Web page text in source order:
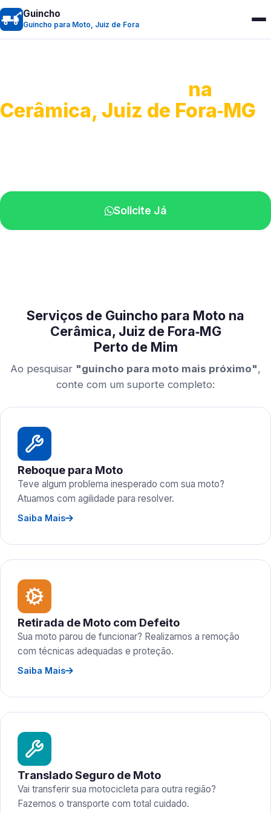
Guincho
Guincho para Moto, Juiz de Fora
na
Cerâmica, Juiz de Fora‑MG
Solicite Já
Serviços de Guincho para Moto na
Cerâmica, Juiz de Fora‑MG
Perto de Mim
Ao pesquisar "guincho para moto mais próximo",
conte com um suporte completo:
Reboque para Moto
Teve algum problema inesperado com sua moto?
Atuamos com agilidade para resolver.
Saiba Mais
Retirada de Moto com Defeito
Sua moto parou de funcionar? Realizamos a remoção
com técnicas adequadas e proteção.
Saiba Mais
Translado Seguro de Moto
Vai transferir sua motocicleta para outra região?
Fazemos o transporte com total cuidado.